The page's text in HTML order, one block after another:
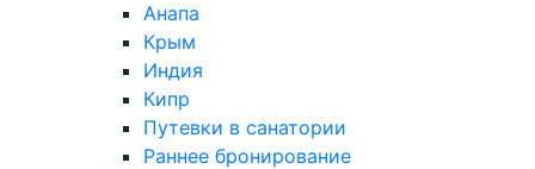
Анапа
Крым
Индия
Кипр
Путевки в санатории
Раннее бронирование